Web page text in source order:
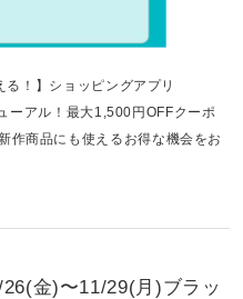
る！】ショッピングアプリ
ーアル！最大1,500円OFFクーポ
作商品にも使えるお得な機会をお
26(金)〜11/29(月)ブラッ